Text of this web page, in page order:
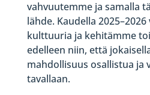
vahvuutemme ja samalla
lähde. Kaudella
kulttuuria ja kehitämme
edelleen niin, että
mahdollisuus osallistua ja
tavallaan.